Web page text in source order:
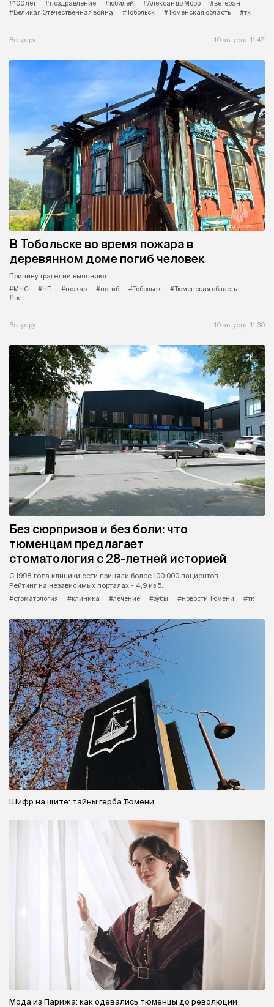
#100 лет #поздравление #юбилей #Александр Моор
#ветеран
#Великая Отечественная война
#Тобольск #Тюменская область #тк
Вслух.ру 10 августа, 11:47
В Тобольске во время пожара в
деревянном доме погиб человек
Причину трагедии выясняют.
#МЧС
#ЧП #пожар #погиб #Тобольск
#Тюменская область
#тк
Вслух.ру 10 августа, 11:30
Без сюрпризов и без боли: что
тюменцам предлагает
стоматология с 28-летней историей
С 1998 года клиники сети приняли более 100 000 пациентов.
Рейтинг на независимых порталах - 4,9 из 5.
#стоматология
#клиника #лечение #зубы #новости Тюмени #тк
Шифр на щите: тайны герба Тюмени
Мода из Парижа: как одевались тюменцы до революции